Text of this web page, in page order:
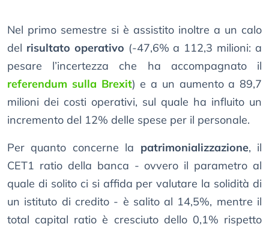
Nel primo semestre si è assistito inoltre a un calo
del risultato operativo (-47,6% a 112,3 milioni: a
pesare l’incertezza che ha accompagnato il
referendum sulla Brexit) e a un aumento a 89,7
milioni dei costi operativi, sul quale ha influito un
incremento del 12% delle spese per il personale.
Per quanto concerne la patrimonializzazione, il
CET1 ratio della banca - ovvero il parametro al
quale di solito ci si affida per valutare la solidità di
un istituto di credito - è salito al 14,5%, mentre il
total capital ratio è cresciuto dello 0,1% rispetto